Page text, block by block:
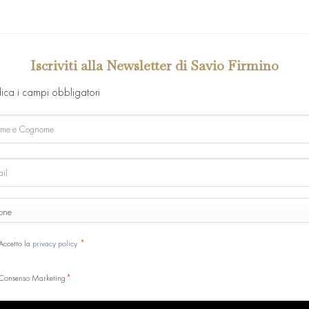
Iscriviti alla Newsletter di Savio Firmino
i campi obbligatori
la privacy policy *
Marketing*